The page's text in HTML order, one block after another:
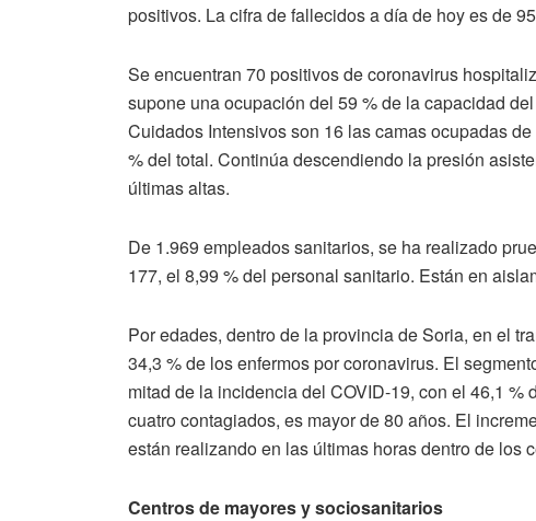
positivos. La cifra de fallecidos a día de hoy es de
Se encuentran 70 positivos de coronavirus
supone una ocupación del 59 % de la capacidad
Cuidados Intensivos son 16 las camas ocupadas
% del total. Continúa descendiendo la presión
últimas altas.
De 1.969 empleados sanitarios, se ha realizado
177, el 8,99 % del personal sanitario. Están en
Por edades, dentro de la provincia de Soria, en el
34,3 % de los enfermos por coronavirus. El
mitad de la incidencia del COVID-19, con el 46,1
cuatro contagiados, es mayor de 80 años. El
están realizando en las últimas horas dentro de los
Centros de mayores y sociosanitarios